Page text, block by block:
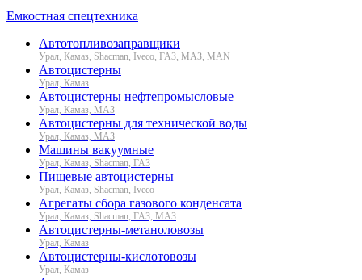
Емкостная спецтехника
Автотопливозаправщики
Урал, Камаз, Shacman, Iveco, ГАЗ, МАЗ, MAN
Автоцистерны
Урал, Камаз
Автоцистерны нефтепромысловые
Урал, Камаз, МАЗ
Автоцистерны для технической воды
Урал, Камаз, МАЗ
Машины вакуумные
Урал, Камаз, Shacman, ГАЗ
Пищевые автоцистерны
Урал, Камаз, Shacman, Iveco
Агрегаты сбора газового конденсата
Урал, Камаз, Shacman, ГАЗ, МАЗ
Автоцистерны-метаноловозы
Урал, Камаз
Автоцистерны-кислотовозы
Урал, Камаз